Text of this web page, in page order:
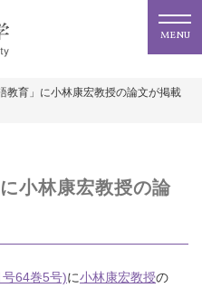
MENU
教育」に小林康宏教授の論文が掲載
小林康宏教授の論
号64巻5号)に小林康宏教授の